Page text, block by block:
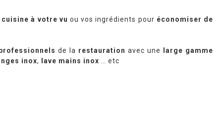
à votre vu ou vos ingrédients pour économiser de
de la restauration avec une large gamme
inox, lave mains inox … etc